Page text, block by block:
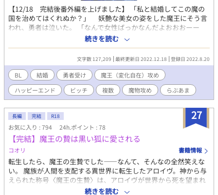
【12/18 完結後番外編を上げました】 「私と結婚してこの魔の
国を治めてはくれぬか？」 妖艶な美女の姿をした魔王にそう言
われ、勇者は泣いた。 「なんで女性ばっかなんだよおおおーー
ー！」と。 勇者の恋愛対象は男性なのに、見目よし、実力あり
のせいか勇者パーティーは全員女性だった。 魔王城に辿り着く
まで、パーティーの女性たちに毎晩夜這いをかけられて女性不信
マックスになっていた勇者。 これはもう魔王に殺してもらうし
かないとまで思いつめて魔王城に着いたら、魔王まで女性でしか
も勇者に求婚してくる始末。 勇者は絶望したが、魔王の元の姿
は男性型で、しかも変化が得意と知って？ 元の姿は背が低めの
少年魔王（変化が得意。アレはでかい）+魔族とか魔物×顔はイケ
メンだけどムキムキマッチョな童貞処女ビッチ勇者。 魔族や魔
物は強い者が好きで、その者に従う傾向がある。勇者は妄想をこ
じらせ過ぎていろんな男性に愛されたいと強く願っていたから、
魔王、魔族、魔物にめちゃくちゃ愛されるようになる。 超テン
プレ。誰もが書いてる設定での安定のハッピーエンドです。 魔
王とのらぶえち（変化あり）あり、魔族や魔物とのらぶえちもあ
り。小スカとか二輪挿しもあるし、ありえないところからの出産
もあるよ（ぉぃ 公開セッ／総受け／巨根攻め／結腸責め／複数攻
め／尿道責め／小スカ／拡張／二輪挿し／乳首責め／触手責め／
続きを読む
文字数 127,209 最終更新日 2022.12.18 登録日 2022.8.20
BL 結婚 勇者受け
魔王（変化自在）攻め
ハッピーエンド
ビッチ 複数 魔物攻め らぶあま
27
長編 完結 R18
お気に入り : 794 24h.ポイント : 78
【完結】魔王の贄は黒い狐に愛される
コオリ 書籍情報
転生したら、魔王の生贄でした――なんて、そんなの全然笑えな
い。 魔族が人間を支配する異世界に転生したアロイヴ。神から与
えられた称号〈魔王の生贄〉は、アロイヴが世界から死を望まれ
ている証だった。 何年も教会の離れに軟禁され、生贄として殺さ
続きを読む